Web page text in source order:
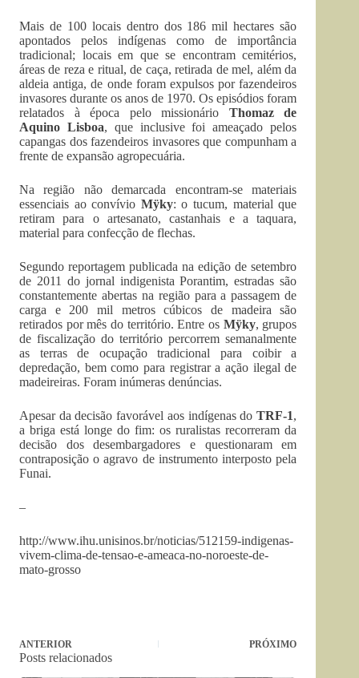
Mais de 100 locais dentro dos 186 mil hectares são
apontados pelos indígenas como de importância
tradicional; locais em que se encontram cemitérios,
áreas de reza e ritual, de caça, retirada de mel, além da
aldeia antiga, de onde foram expulsos por fazendeiros
invasores durante os anos de 1970. Os episódios foram
relatados à época pelo missionário Thomaz de
Aquino Lisboa, que inclusive foi ameaçado pelos
capangas dos fazendeiros invasores que compunham a
frente de expansão agropecuária.
Na região não demarcada encontram-se materiais
essenciais ao convívio Mÿky: o tucum, material que
retiram para o artesanato, castanhais e a taquara,
material para confecção de flechas.
Segundo reportagem publicada na edição de setembro
de 2011 do jornal indigenista Porantim, estradas são
constantemente abertas na região para a passagem de
carga e 200 mil metros cúbicos de madeira são
retirados por mês do território. Entre os Mÿky, grupos
de fiscalização do território percorrem semanalmente
as terras de ocupação tradicional para coibir a
depredação, bem como para registrar a ação ilegal de
madeireiras. Foram inúmeras denúncias.
Apesar da decisão favorável aos indígenas doTRF-1,
a briga está longe do fim: os ruralistas recorreram da
decisão dos desembargadores e questionaram em
contraposição o agravo de instrumento interposto pela
Funai.
–
http://www.ihu.unisinos.br/noticias/512159-indigenas-
vivem-clima-de-tensao-e-ameaca-no-noroeste-de-
mato-grosso
ANTERIOR PRÓXIMO
Posts relacionados